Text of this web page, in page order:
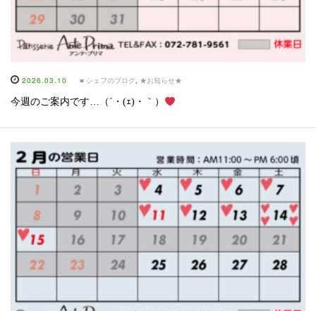
2026.03.10 ■ シェフのブログ, ★お知らせ★
今週のご案内です…（´・(ｪ)・｀）